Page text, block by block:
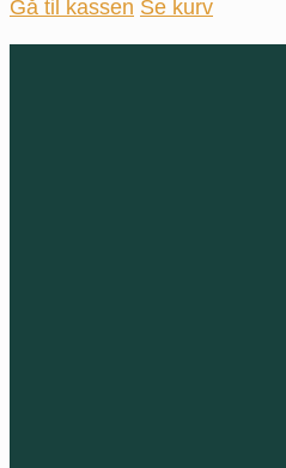
Gå til kassen Se kurv